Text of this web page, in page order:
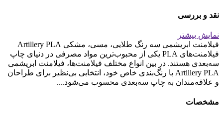
نقد و بررسی
نمایش بیشتر
فیلامنت ابریشمی سه رنگ طلایی، مسی، مشکی Artillery PLA
فیلامنت‌های PLA یکی از محبوب‌ترین مواد مصرفی در دنیای چاپ
سه‌بعدی هستند. در بین انواع مختلف فیلامنت‌ها، فیلامنت ابریشمی
Artillery PLA با رنگ‌بندی خاص خود، انتخابی بی‌نظیر برای طراحان
و علاقه‌مندان به چاپ سه‌بعدی محسوب می‌شود....
مشخصات